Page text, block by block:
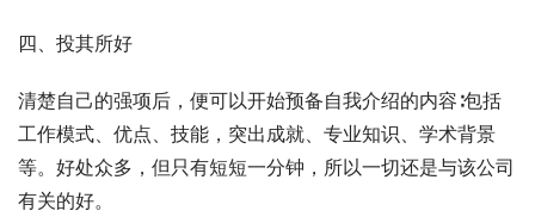
四、投其所好
清楚自己的强项后，便可以开始预备自我介绍的内容∶包括
工作模式、优点、技能，突出成就、专业知识、学术背景
等。好处众多，但只有短短一分钟，所以一切还是与该公司
有关的好。